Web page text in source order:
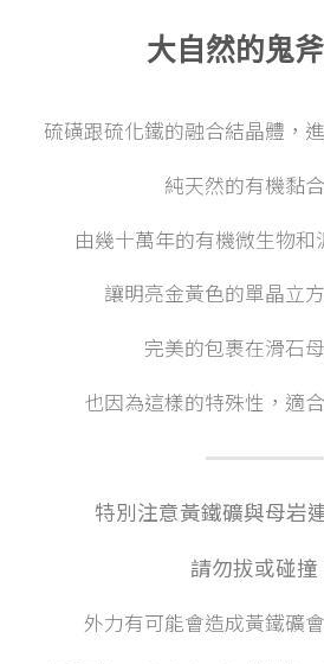
大自然的鬼
硫磺跟硫化鐵的融合結晶體，
純天然的有機黏合
由幾十萬年的有機微生物和
讓明亮金黃色的單晶立
完美的包裹在滑石
也因為這樣的特殊性，適
特別注意黃鐵礦與母岩
請勿拔或碰撞
外力有可能會造成黃鐵礦